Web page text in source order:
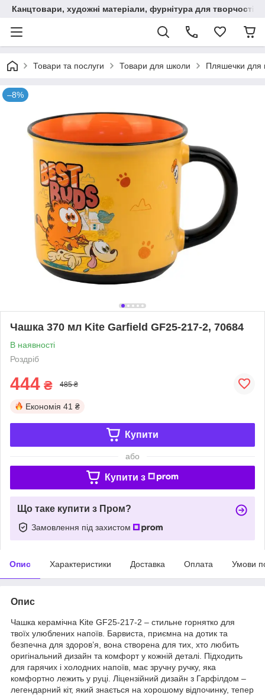
Канцтовари, художні матеріали, фурнітура для творчості
Товари та послуги Товари для школи Пляшечки для
–8%
Чашка 370 мл Kite Garfield GF25-217-2, 70684
В наявності
Роздріб
444 ₴ 485 ₴
Економія 41 ₴
Купити
або
Купити з
Що таке купити з Пром?
Замовлення під захистом
Опис Характеристики Доставка Оплата Умови
Опис
Чашка керамічна Kite GF25-217-2 – стильне горнятко для
твоїх улюблених напоїв. Барвиста, приємна на дотик та
безпечна для здоров’я, вона створена для тих, хто любить
оригінальний дизайн та комфорт у кожній деталі. Підходить
для гарячих і холодних напоїв, має зручну ручку, яка
комфортно лежить у руці. Ліцензійний дизайн з Гарфілдом –
легендарний кіт, який знається на хорошому відпочинку, тепер